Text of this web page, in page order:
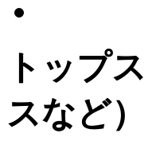
トップス
スなど）